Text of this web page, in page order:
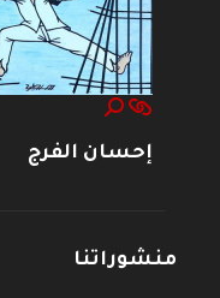
إحسان الفرج
منشوراتنا